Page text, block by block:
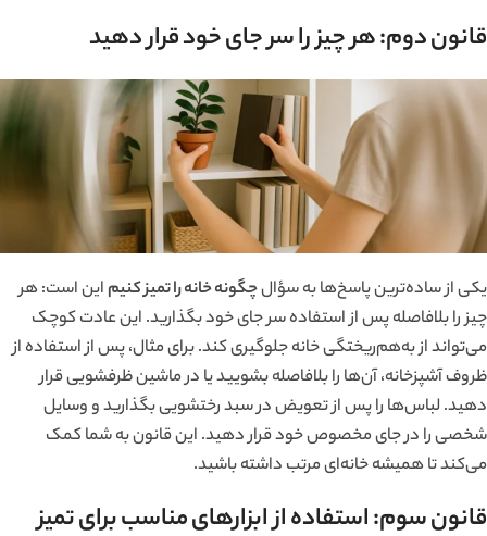
قانون دوم: هر چیز را سر جای خود قرار دهید
یکی از ساده‌ترین پاسخ‌ها به سؤالچگونه خانه را تمیز کنیم این است: هر
چیز را بلافاصله پس از استفاده سر جای خود بگذارید. این عادت کوچک
می‌تواند از به‌هم‌ریختگی خانه جلوگیری کند. برای مثال، پس از استفاده از
ظروف آشپزخانه، آن‌ها را بلافاصله بشویید یا در ماشین ظرفشویی قرار
دهید. لباس‌ها را پس از تعویض در سبد رختشویی بگذارید و وسایل
شخصی را در جای مخصوص خود قرار دهید. این قانون به شما کمک
می‌کند تا همیشه خانه‌ای مرتب داشته باشید.
قانون سوم: استفاده از ابزارهای مناسب برای تمیز